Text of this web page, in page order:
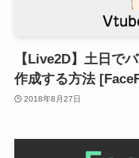
【Live2D】土日で
作成する方法
2018年8月27日